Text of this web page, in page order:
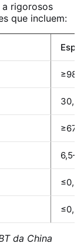
rigorosos
que incluem:
da China